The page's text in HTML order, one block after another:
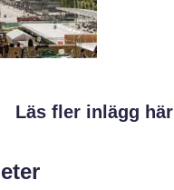
Läs fler inlägg här